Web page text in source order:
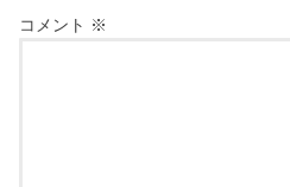
コメント ※